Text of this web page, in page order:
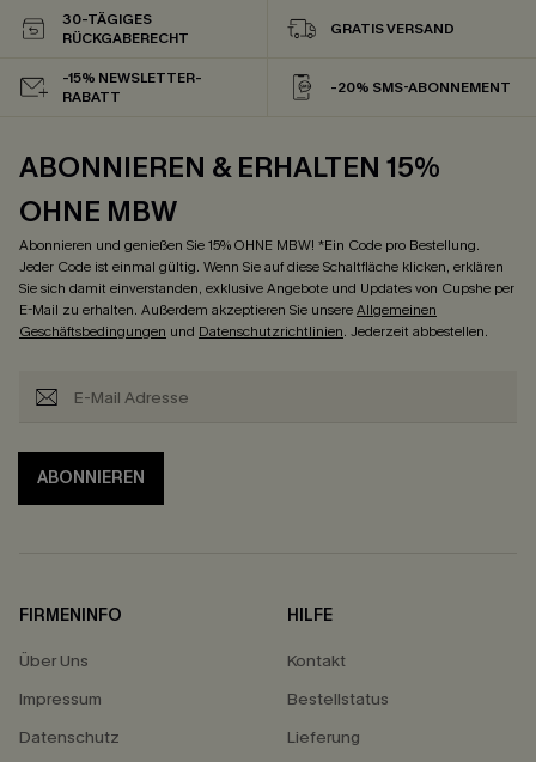
30-TÄGIGES
RÜCKGABERECHT
GRATIS VERSAND
-15% NEWSLETTER-
RABATT
-20% SMS-ABONNEMENT
ABONNIEREN & ERHALTEN 15%
OHNE MBW
Abonnieren und genießen Sie 15% OHNE MBW! *Ein Code pro Bestellung.
Jeder Code ist einmal gültig. Wenn Sie auf diese Schaltfläche klicken, erklären
Sie sich damit einverstanden, exklusive Angebote und Updates von Cupshe per
E-Mail zu erhalten. Außerdem akzeptieren Sie unsereAllgemeinen
Geschäftsbedingungen und Datenschutzrichtlinien. Jederzeit abbestellen.
ABONNIEREN
FIRMENINFO
Über Uns
Impressum
Datenschutz
HILFE
Kontakt
Bestellstatus
Lieferung